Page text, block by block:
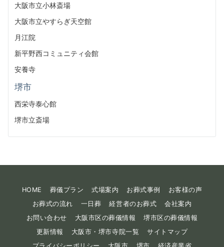
大阪市立小林斎場
大阪市立やすらぎ天空館
月江院
新平野西コミュニティ会館
安養寺
堺市
西栄寺泰心館
堺市立斎場
HOME 葬儀プラン 式場案内 お葬式事例
お客様の声
お葬式の流れ
一日葬 経営者のお葬式
会社案内
お問い合わせ
大阪市区の葬儀情報
堺市区の葬儀情報
更新情報
大阪市・堺市寺院一覧
サイトマップ